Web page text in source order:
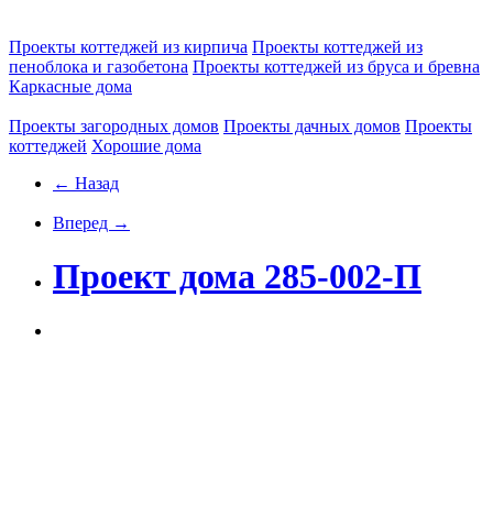
Проекты коттеджей из кирпича Проекты коттеджей из
пеноблока и газобетона Проекты коттеджей из бруса и бревна
Каркасные дома
Проекты загородных домов Проекты дачных домов Проекты
коттеджей Хорошие дома
← Назад
Вперед →
Проект дома 285-002-П